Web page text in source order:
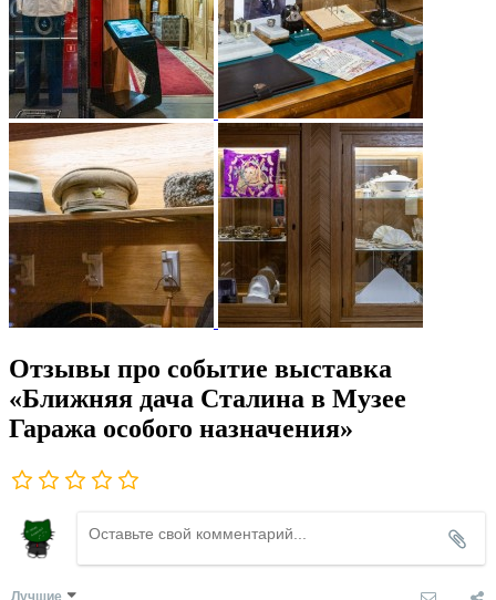
Отзывы про событие выставка
«Ближняя дача Сталина в Музее
Гаража особого назначения»